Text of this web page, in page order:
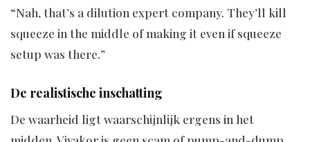
“Nah, that’s a dilution expert company. They’ll kill
squeeze in the middle of making it even if squeeze
setup was there.”
De realistische inschatting
De waarheid ligt waarschijnlijk ergens in het